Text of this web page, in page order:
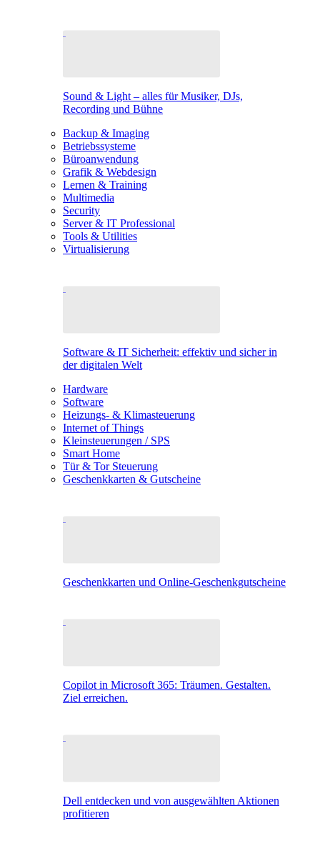
Sound & Light – alles für Musiker, DJs,
Recording und Bühne
Backup & Imaging
Betriebssysteme
Büroanwendung
Grafik & Webdesign
Lernen & Training
Multimedia
Security
Server & IT Professional
Tools & Utilities
Virtualisierung
Software & IT Sicherheit: effektiv und sicher in
der digitalen Welt
Hardware
Software
Heizungs- & Klimasteuerung
Internet of Things
Kleinsteuerungen / SPS
Smart Home
Tür & Tor Steuerung
Geschenkkarten & Gutscheine
Geschenkkarten und Online-Geschenkgutscheine
Copilot in Microsoft 365: Träumen. Gestalten.
Ziel erreichen.
Dell entdecken und von ausgewählten Aktionen
profitieren